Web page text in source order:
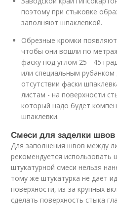
поэтому при стыковке
заполняют шпаклевкой.
Обрезные кромки
чтобы они вошли по
фаску под углом 25 - 45
или специальным рубанком
отсутствии фаски
листам - на поверхности
который надо будет
шпаклевки.
Смеси для заделки
Для заполнения швов между
рекомендуется использовать
штукатурной смеси нельзя
тому же штукатурка не дает
поверхности, из-за крупных
сделать поверхность стыка